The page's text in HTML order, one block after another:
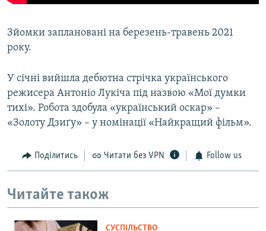
Зйомки заплановані на березень-травень 2021
року.
У січні вийшла дебютна стрічка українського
режисера Антоніо Лукіча під назвою «Мої думки
тихі». Робота здобула «український оскар» –
«Золоту Дзиґу» – у номінації «Найкращий фільм».
Поділитись Читати без VPN Follow us
Читайте також
СУСПІЛЬСТВО